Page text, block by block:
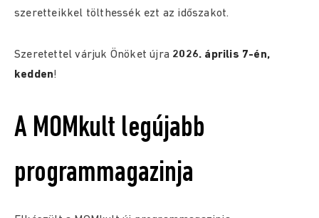
szeretteikkel tölthessék ezt az időszakot.
Szeretettel várjuk Önöket újra 2026. április 7-én,
kedden!
A MOMkult legújabb
programmagazinja